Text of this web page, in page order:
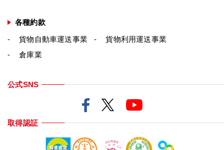
各種約款
貨物自動車運送事業
貨物利用運送事業
倉庫業
公式SNS
取得認証